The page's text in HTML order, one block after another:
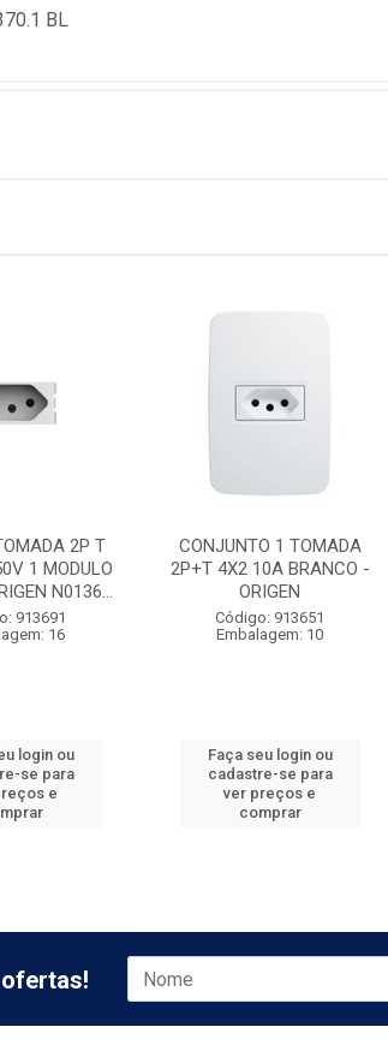
BL
2P T
1 MODULO
N0136...
913691
16
login ou
se para
e
CONJUNTO 1 TOMADA
2P+T 4X2 10A BRANCO -
ORIGEN
Código: 913651
Embalagem: 10
Faça seu login ou
cadastre-se para
ver preços e
comprar